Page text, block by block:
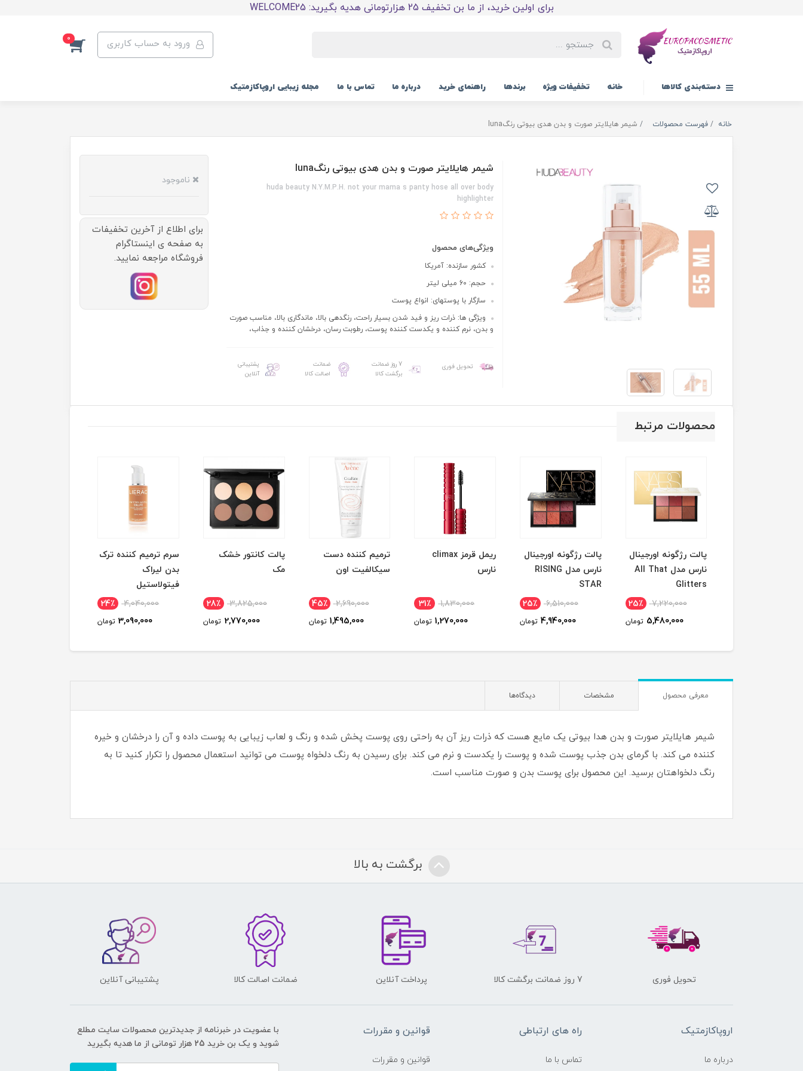
برای اولین خرید، از ما بن تخفیف 25 هزارتومانی هدیه بگیرید: WELCOME25
ورود به حساب کاربری 0
دسته‌بندی کالاها خانه تخفیفات ویژه برندها راهنمای خرید درباره ما تماس با ما مجله زیبایی اروپاکازمتیک
خانه فهرست محصولات شیمر هایلایتر صورت و بدن هدی بیوتی رنگluna
شیمر هایلایتر صورت و بدن هدی بیوتی رنگluna
huda beauty N.Y.M.P.H. not your mama s panty hose all over body
highlighter
ویژگی‌های محصول
کشور سازنده: آمریکا
حجم: 60 میلی لیتر
سازگار با پوستهای: انواع پوست
ویژگی ها: ذرات ریز و فید شدن بسیار راحت، رنگدهی بالا، ماندگاری بالا، مناسب صورت
و بدن، نرم کننده و یکدست کننده پوست، رطوبت رسان، درخشان کننده و جذاب،
تحویل فوری
7 روز ضمانت
برگشت کالا
ضمانت
اصالت کالا
پشتیبانی
آنلاین
ناموجود
برای اطلاع از آخرین تخفیفات
به صفحه ی اینستاگرام
فروشگاه مراجعه نمایید.
محصولات مرتبط
پالت رژگونه اورجینال
نارس مدل All That
Glitters
7,220,000 25٪
5,480,000 تومان
پالت رژگونه اورجینال
نارس مدل RISING
STAR
6,510,000 25٪
4,940,000 تومان
ریمل قرمز climax
نارس
1,830,000 31٪
1,270,000 تومان
ترمیم کننده دست
سیکالفیت اون
2,690,000 45٪
1,495,000 تومان
پالت کانتور خشک
مک
3,825,000 28٪
2,770,000 تومان
سرم ترمیم کننده ترک
بدن لیراک
فیتولاستیل
4,040,000 24٪
3,090,000 تومان
معرفی محصول مشخصات دیدگاه‌ها
شیمر هایلایتر صورت و بدن هدا بیوتی یک مایع هست که ذرات ریز آن به راحتی روی پوست پخش شده و رنگ و لعاب زیبایی به پوست داده و آن را درخشان و خیره
کننده می کند. با گرمای بدن جذب پوست شده و پوست را یکدست و نرم می کند. برای رسیدن به رنگ دلخواه پوست می توانید استعمال محصول را تکرار کنید تا به
رنگ دلخواهتان برسید. این محصول برای پوست بدن و صورت مناسب است.
برگشت به بالا
تحویل فوری 7 روز ضمانت برگشت کالا پرداخت آنلاین ضمانت اصالت کالا پشتیبانی آنلاین
اروپاکازمتیک
درباره ما
راه های ارتباطی
تماس با ما
قوانین و مقررات
قوانین و مقررات
با عضویت در خبرنامه از جدیدترین محصولات سایت مطلع
شوید و یک بن خرید 25 هزار تومانی از ما هدیه بگیرید